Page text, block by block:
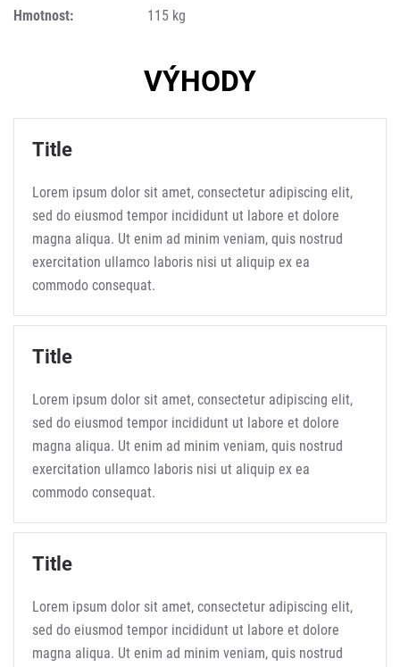
Hmotnost: 115 kg
VÝHODY
Title
Lorem ipsum dolor sit amet, consectetur adipiscing elit,
sed do eiusmod tempor incididunt ut labore et dolore
magna aliqua. Ut enim ad minim veniam, quis nostrud
exercitation ullamco laboris nisi ut aliquip ex ea
commodo consequat.
Title
Lorem ipsum dolor sit amet, consectetur adipiscing elit,
sed do eiusmod tempor incididunt ut labore et dolore
magna aliqua. Ut enim ad minim veniam, quis nostrud
exercitation ullamco laboris nisi ut aliquip ex ea
commodo consequat.
Title
Lorem ipsum dolor sit amet, consectetur adipiscing elit,
sed do eiusmod tempor incididunt ut labore et dolore
magna aliqua. Ut enim ad minim veniam, quis nostrud